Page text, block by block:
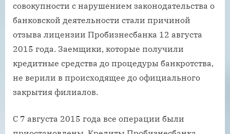
совокупности с нарушением законодательства о
банковской деятельности стали причиной
отзыва лицензии Пробизнесбанка 12 августа
2015 года. Заемщики, которые получили
кредитные средства до процедуры банкротства,
не верили в происходящее до официального
закрытия филиалов.
С 7 августа 2015 года все операции были